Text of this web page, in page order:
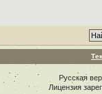
Русская
Лицензия